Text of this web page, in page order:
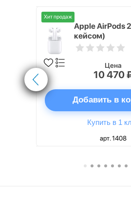
Хит продаж
Apple AirPods
кейсом)
Цена
10 470
Добавить в
Купить в 1
арт. 1408